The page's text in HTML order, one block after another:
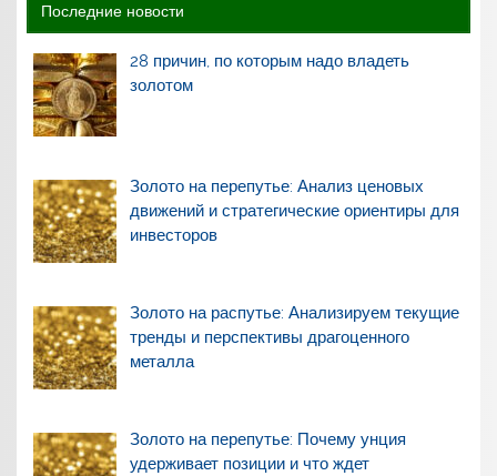
Последние новости
28 причин, по которым надо владеть
золотом
Золото на перепутье: Анализ ценовых
движений и стратегические ориентиры для
инвесторов
Золото на распутье: Анализируем текущие
тренды и перспективы драгоценного
металла
Золото на перепутье: Почему унция
удерживает позиции и что ждет